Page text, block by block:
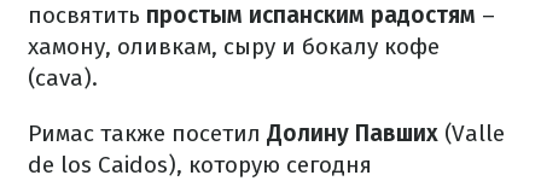
посвятить простым испанским радостям –
хамону, оливкам, сыру и бокалу кофе
(cava).
Римас также посетил Долину Павших (Valle
de los Caidos), которую сегодня